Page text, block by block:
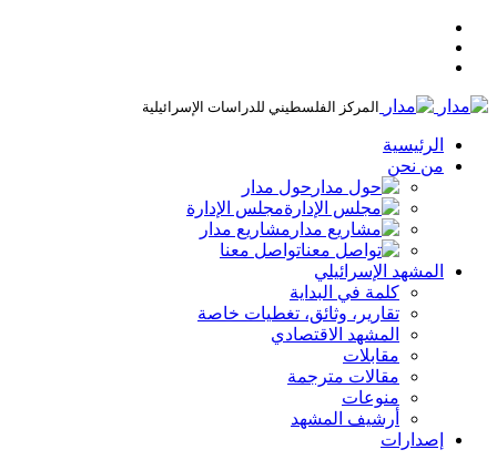
المركز الفلسطيني للدراسات الإسرائيلية
الرئيسية
من نحن
حول مدار
مجلس الإدارة
مشاريع مدار
تواصل معنا
المشهد الإسرائيلي
كلمة في البداية
تقارير، وثائق، تغطيات خاصة
المشهد الاقتصادي
مقابلات
مقالات مترجمة
منوعات
أرشيف المشهد
إصدارات